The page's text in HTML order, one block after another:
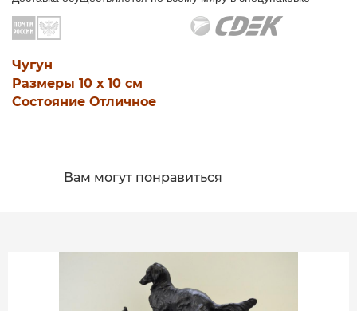
Чугун
Размеры 10 х 10 см
Состояние Отличное
Вам могут понравиться